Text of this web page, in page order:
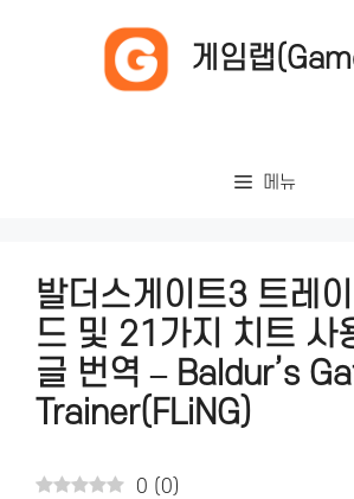
게임랩
메뉴
발더스게이트3 트레
드 및 21가지 치트 사
글 번역 – Baldur’s
Trainer(FLiNG)
0 ( 0)